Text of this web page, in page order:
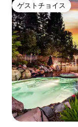
ゲストチョイス
ゲストチョイス